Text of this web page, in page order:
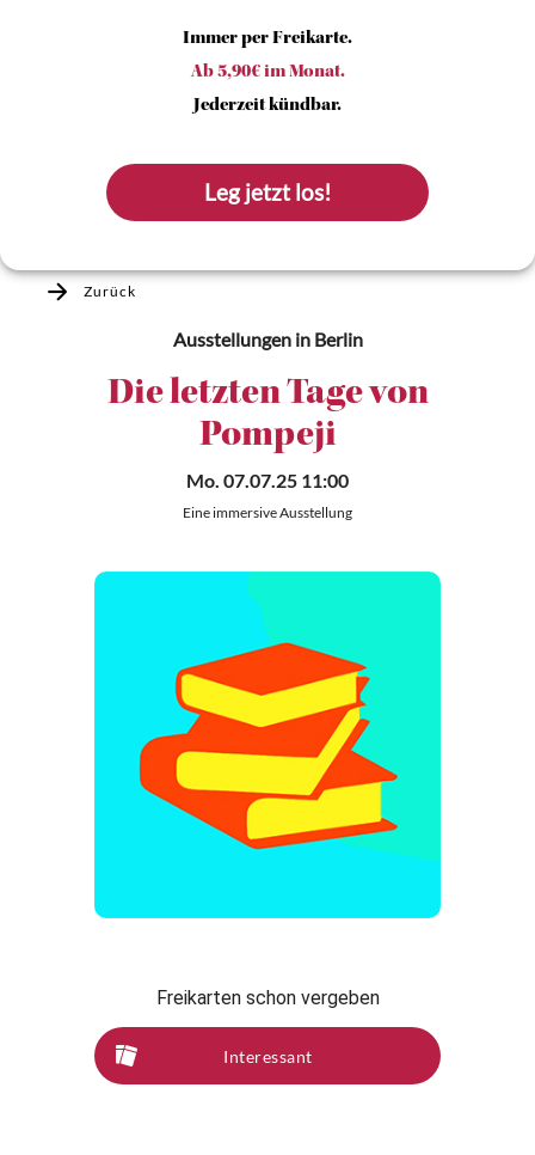
Immer per Freikarte.
Ab 5,90€ im Monat.
Jederzeit kündbar.
Leg jetzt los!
Zurück
Ausstellungenin Berlin
Die letzten Tage von
Pompeji
Mo. 07.07.25 11:00
Eine immersive Ausstellung
Freikarten schon vergeben
Interessant